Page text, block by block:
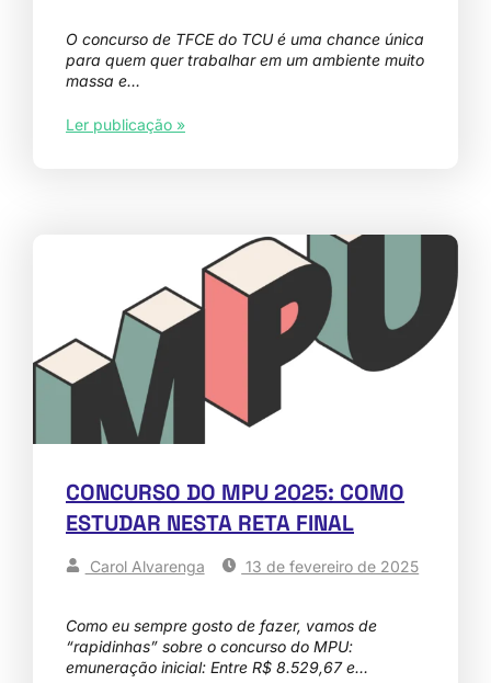
O concurso de TFCE do TCU é uma chance única
para quem quer trabalhar em um ambiente muito
massa e…
Ler publicação »
CONCURSO DO MPU 2025: COMO
ESTUDAR NESTA RETA FINAL
Carol Alvarenga 13 de fevereiro de 2025
Como eu sempre gosto de fazer, vamos de
“rapidinhas” sobre o concurso do MPU:
emuneração inicial: Entre R$ 8.529,67 e…